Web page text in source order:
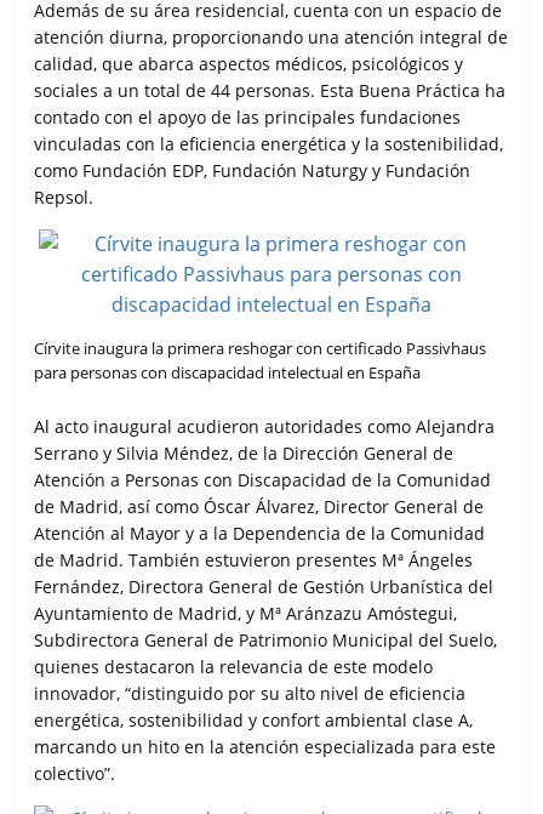
Además de su área residencial, cuenta con un espacio de
atención diurna, proporcionando una atención integral de
calidad, que abarca aspectos médicos, psicológicos y
sociales a un total de 44 personas. Esta Buena Práctica ha
contado con el apoyo de las principales fundaciones
vinculadas con la eficiencia energética y la sostenibilidad,
como Fundación EDP, Fundación Naturgy y Fundación
Repsol.
Círvite inaugura la primera reshogar con certificado Passivhaus
para personas con discapacidad intelectual en España
Al acto inaugural acudieron autoridades como Alejandra
Serrano y Silvia Méndez, de la Dirección General de
Atención a Personas con Discapacidad de la Comunidad
de Madrid, así como Óscar Álvarez, Director General de
Atención al Mayor y a la Dependencia de la Comunidad
de Madrid. También estuvieron presentes Mª Ángeles
Fernández, Directora General de Gestión Urbanística del
Ayuntamiento de Madrid, y Mª Aránzazu Amóstegui,
Subdirectora General de Patrimonio Municipal del Suelo,
quienes destacaron la relevancia de este modelo
innovador, “distinguido por su alto nivel de eficiencia
energética, sostenibilidad y confort ambiental clase A,
marcando un hito en la atención especializada para este
colectivo”.